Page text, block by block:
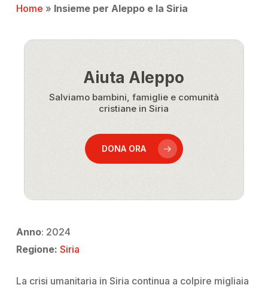
Home » Insieme per Aleppo e la Siria
Aiuta Aleppo
Salviamo bambini, famiglie e comunità
cristiane in Siria
DONA ORA
Anno: 2024
Regione: Siria
La crisi umanitaria in Siria continua a colpire migliaia